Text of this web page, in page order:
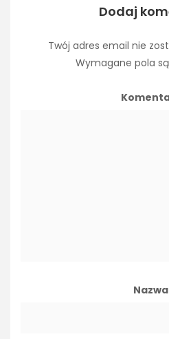
Dodaj
Twój adres email nie
Wymagane pola
Nazwa